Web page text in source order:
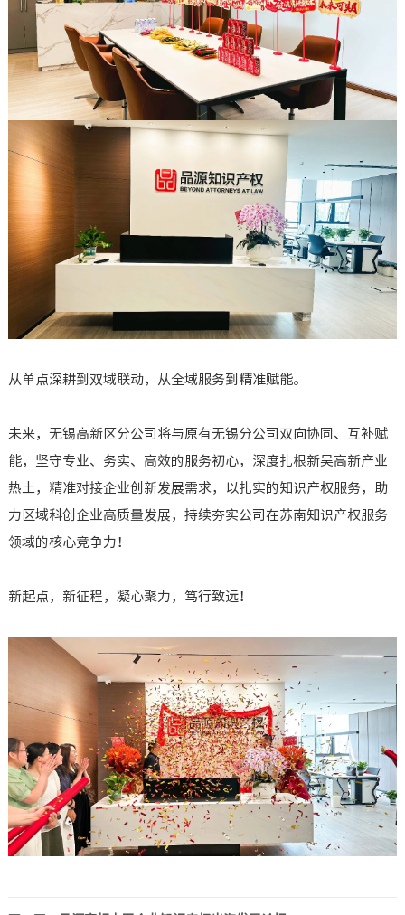
从单点深耕到双域联动，从全域服务到精准赋能。
未来，无锡高新区分公司将与原有无锡分公司双向协同、互补赋
能，坚守专业、务实、高效的服务初心，深度扎根新吴高新产业
热土，精准对接企业创新发展需求，以扎实的知识产权服务，助
力区域科创企业高质量发展，持续夯实公司在苏南知识产权服务
领域的核心竞争力！
新起点，新征程，凝心聚力，笃行致远！